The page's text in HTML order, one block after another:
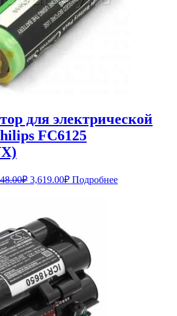
для электрической
FC6125
₽ Первоначальная
3,619.00₽Текущая
цена:
Подробнее